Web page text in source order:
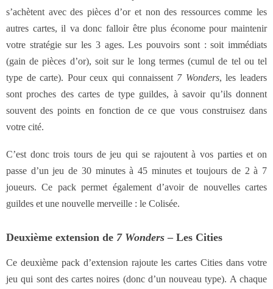
s’achètent avec des pièces d’or et non des ressources comme les
autres cartes, il va donc falloir être plus économe pour maintenir
votre stratégie sur les 3 ages. Les pouvoirs sont : soit immédiats
(gain de pièces d’or), soit sur le long termes (cumul de tel ou tel
type de carte). Pour ceux qui connaissent 7 Wonders, les leaders
sont proches des cartes de type guildes, à savoir qu’ils donnent
souvent des points en fonction de ce que vous construisez dans
votre cité.
C’est donc trois tours de jeu qui se rajoutent à vos parties et on
passe d’un jeu de 30 minutes à 45 minutes et toujours de 2 à 7
joueurs. Ce pack permet également d’avoir de nouvelles cartes
guildes et une nouvelle merveille : le Colisée.
Deuxième extension de 7 Wonders – Les Cities
Ce deuxième pack d’extension rajoute les cartes Cities dans votre
jeu qui sont des cartes noires (donc d’un nouveau type). A chaque